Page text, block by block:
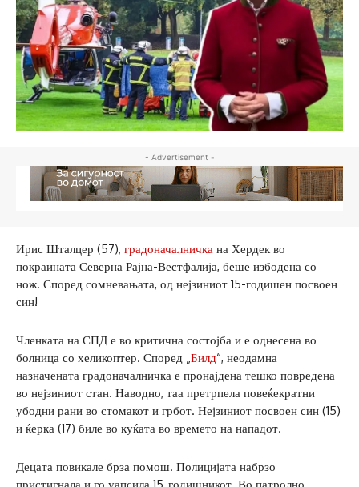
- Advertisement -
Ирис Шталцер (57), градоначалничка на Хердек во
покраината Северна Рајна-Вестфалија, беше избодена со
нож. Според сомневањата, од нејзиниот 15-годишен посвоен
син!
Членката на СПД е во критична состојба и е однесена во
болница со хеликоптер. Според „Билд“, неодамна
назначената градоначалничка е пронајдена тешко повредена
во нејзиниот стан. Наводно, таа претрпела повеќекратни
убодни рани во стомакот и грбот. Нејзиниот посвоен син (15)
и ќерка (17) биле во куќата во времето на нападот.
Децата повикале брза помош. Полицијата набрзо